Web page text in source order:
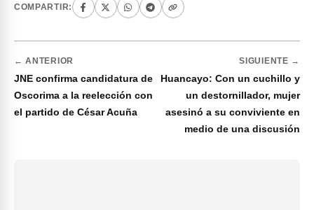
COMPARTIR:
← ANTERIOR
JNE confirma candidatura de
Oscorima a la reelección con
el partido de César Acuña
SIGUIENTE →
Huancayo: Con un cuchillo y
un destornillador, mujer
asesinó a su conviviente en
medio de una discusión